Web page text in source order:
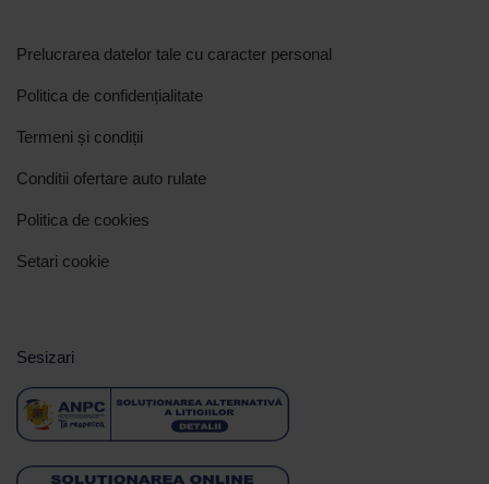
Prelucrarea datelor tale cu caracter personal
Politica de confidențialitate
Termeni și condiții
Conditii ofertare auto rulate
Politica de cookies
Setari cookie
Sesizari